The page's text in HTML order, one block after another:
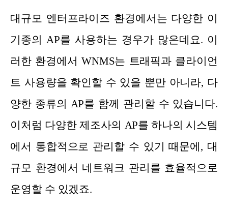
대규모 엔터프라이즈 환경에서는 다양한 이
기종의 AP를 사용하는 경우가 많은데요. 이
러한 환경에서 WNMS는 트래픽과 클라이언
트 사용량을 확인할 수 있을 뿐만 아니라, 다
양한 종류의 AP를 함께 관리할 수 있습니다.
이처럼 다양한 제조사의 AP를 하나의 시스템
에서 통합적으로 관리할 수 있기 때문에, 대
규모 환경에서 네트워크 관리를 효율적으로
운영할 수 있겠죠.